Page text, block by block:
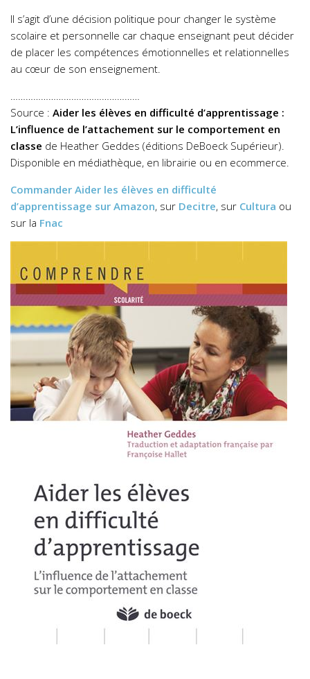
Il s’agit d’une décision politique pour changer le système
scolaire et personnelle car chaque enseignant peut décider
de placer les compétences émotionnelles et relationnelles
au cœur de son enseignement.
……………………………………………
Source : Aider les élèves en difficulté d’apprentissage :
L’influence de l’attachement sur le comportement en
classe de Heather Geddes (éditions DeBoeck Supérieur).
Disponible en médiathèque, en librairie ou en ecommerce.
Commander Aider les élèves en difficulté
d’apprentissage sur Amazon, sur Decitre, sur Cultura ou
sur la Fnac